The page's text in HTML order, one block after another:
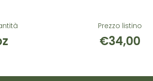
Prezzo listino
€34,00